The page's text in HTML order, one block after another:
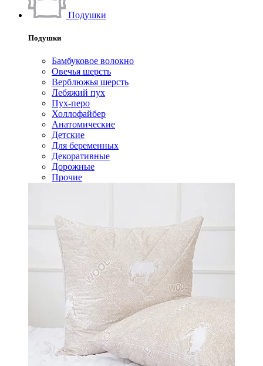
Подушки
Подушки
Бамбуковое волокно
Овечья шерсть
Верблюжья шерсть
Лебяжий пух
Пух-перо
Холлофайбер
Анатомические
Детские
Для беременных
Декоративные
Дорожные
Прочие